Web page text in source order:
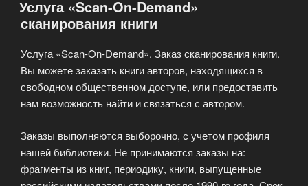
Life»
Услуга «Scan-On-Demand»
сканирования книги
Услуга «Scan-On-Demand». Заказ сканирования книги.
Вы можете заказать книги авторов, находящихся в
свободном общественном доступе, или предоставить
нам возможность найти и связаться с автором.
Заказы выполняются выборочно, с учетом профиля
нашей библиотеки. Не принимаются заказы на:
фрагменты из книг, периодику, книги, выпущенные